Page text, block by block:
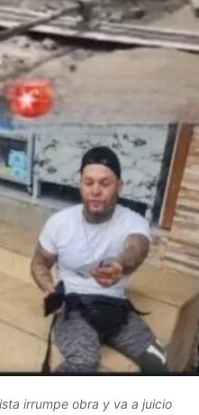
irrumpe obra y va a juicio